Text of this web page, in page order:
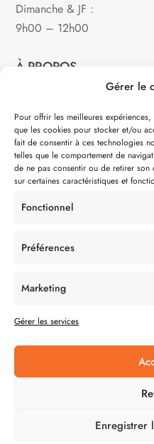
Gérer le
Pour offrir les meilleures
que les cookies pour stocker et/ou
fait de consentir à ces technologies
telles que le comportement de
de ne pas consentir ou de retirer son
sur certaines caractéristiques et
Fonctionnel
Préférences
Marketing
Gérer les services
Enregistrer
Dimanche & JF :
9h00 – 12h00
À PROPOS
Notre philosophie
Contact
Partenaire de: